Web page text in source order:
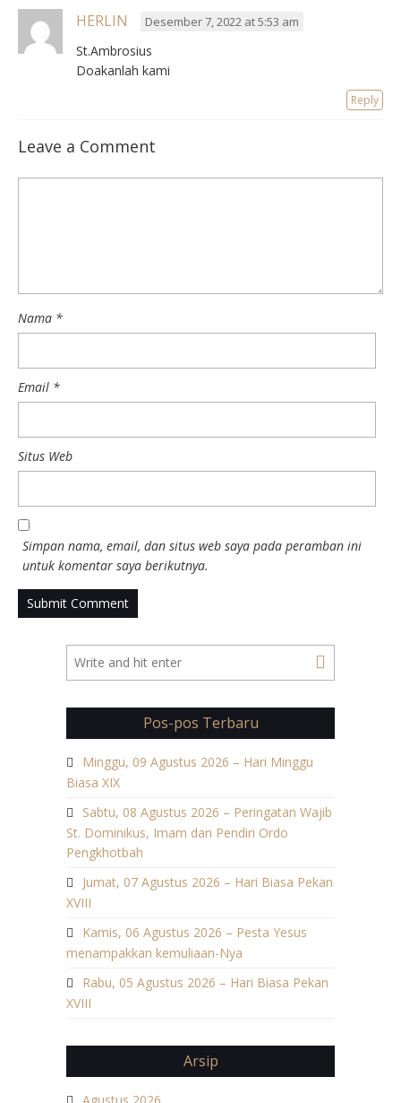
HERLIN Desember 7, 2022 at 5:53 am
St.Ambrosius
Doakanlah kami
Reply
Leave a Comment
Nama *
Email *
Situs Web
Simpan nama, email, dan situs web saya pada peramban ini
untuk komentar saya berikutnya.
Pos-pos Terbaru
Minggu, 09 Agustus 2026 – Hari Minggu
Biasa XIX
Sabtu, 08 Agustus 2026 – Peringatan Wajib
St. Dominikus, Imam dan Pendiri Ordo
Pengkhotbah
Jumat, 07 Agustus 2026 – Hari Biasa Pekan
XVIII
Kamis, 06 Agustus 2026 – Pesta Yesus
menampakkan kemuliaan-Nya
Rabu, 05 Agustus 2026 – Hari Biasa Pekan
XVIII
Arsip